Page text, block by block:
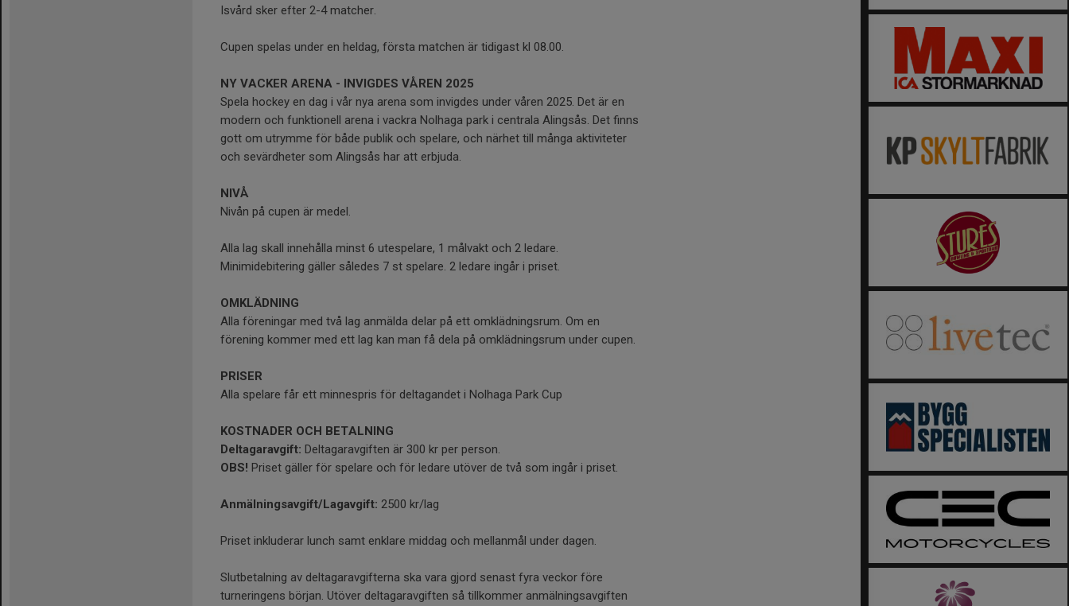
Isvård sker efter 2-4 matcher.
Cupen spelas under en heldag, första matchen är tidigast kl 08.00.
NY VACKER ARENA - INVIGDES VÅREN 2025
Spela hockey en dag i vår nya arena som invigdes under våren 2025. Det är en
modern och funktionell arena i vackra Nolhaga park i centrala Alingsås. Det finns
gott om utrymme för både publik och spelare, och närhet till många aktiviteter
och sevärdheter som Alingsås har att erbjuda.
NIVÅ
Nivån på cupen är medel.
Alla lag skall innehålla minst 6 utespelare, 1 målvakt och 2 ledare.
Minimidebitering gäller således 7 st spelare. 2 ledare ingår i priset.
OMKLÄDNING
Alla föreningar med två lag anmälda delar på ett omklädningsrum. Om en
förening kommer med ett lag kan man få dela på omklädningsrum under cupen.
PRISER
Alla spelare får ett minnespris för deltagandet i Nolhaga Park Cup
KOSTNADER OCH BETALNING
Deltagaravgift: Deltagaravgiften är 300 kr per person.
OBS! Priset gäller för spelare och för ledare utöver de två som ingår i priset.
Anmälningsavgift/Lagavgift: 2500 kr/lag
Priset inkluderar lunch samt enklare middag och mellanmål under dagen.
Slutbetalning av deltagaravgifterna ska vara gjord senast fyra veckor före
turneringens början. Utöver deltagaravgiften så tillkommer anmälningsavgiften